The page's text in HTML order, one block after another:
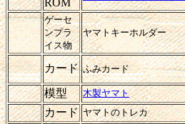
ROM
ゲーセ
ンプラ
イス物
ヤマトキーホルダー
カード ふみカード
模型 木製ヤマト
カード ヤマトのトレカ